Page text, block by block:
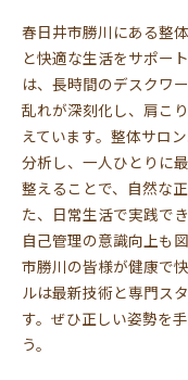
春日井市勝川にある整
と快適な生活をサポー
は、長時間のデスクワ
乱れが深刻化し、肩こ
えています。整体サロ
分析し、一人ひとりに
整えることで、自然な
た、日常生活で実践で
自己管理の意識向上も
市勝川の皆様が健康で
ルは最新技術と専門ス
す。ぜひ正しい姿勢を
う。